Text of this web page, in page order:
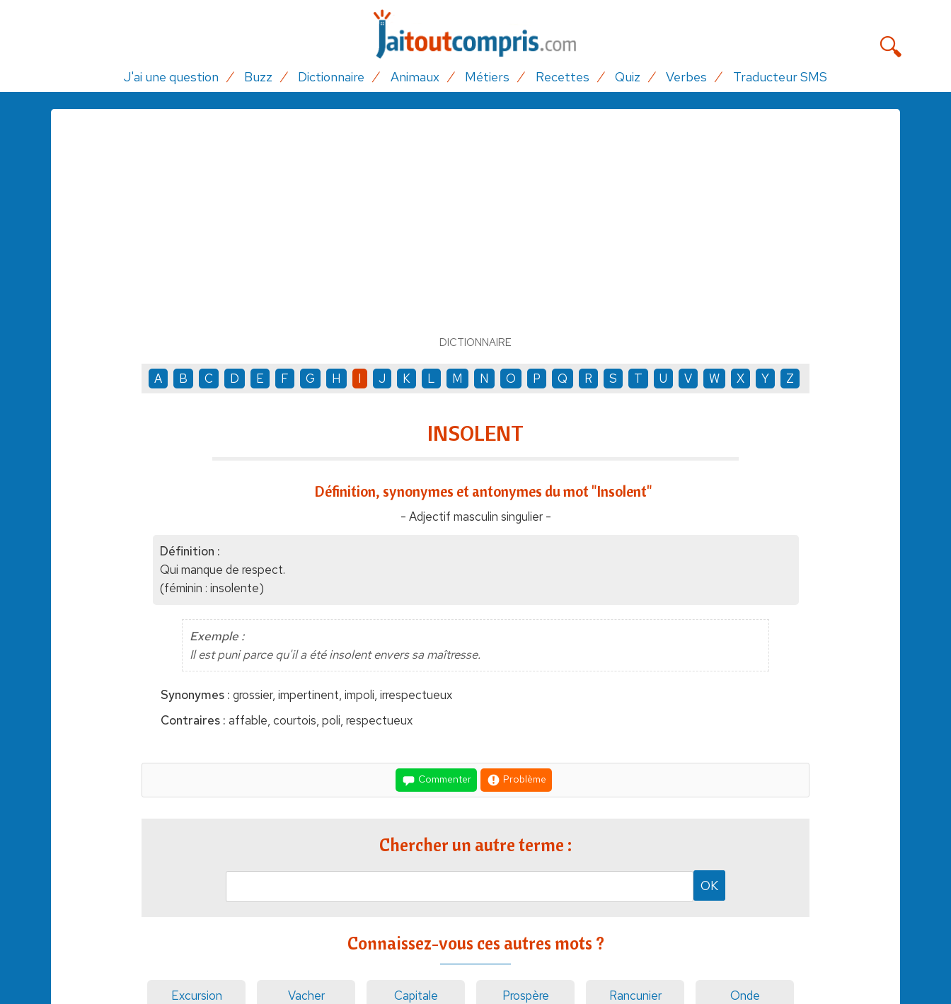
J'ai une question Buzz Dictionnaire Animaux Métiers Recettes Quiz Verbes Traducteur SMS
DICTIONNAIRE
A B C D E F G H I J K L M N O P Q R S T U V W X Y Z
INSOLENT
Définition, synonymes et antonymes du mot "Insolent"
- Adjectif masculin singulier -
Définition :
Qui manque de respect.
(féminin : insolente)
Exemple :
Il est puni parce qu'il a été insolent envers sa maîtresse.
Synonymes : grossier, impertinent, impoli, irrespectueux
Contraires : affable, courtois, poli, respectueux
Commenter Problème
Chercher un autre terme :
Connaissez-vous ces autres mots ?
Excursion Vacher Capitale Prospère Rancunier Onde